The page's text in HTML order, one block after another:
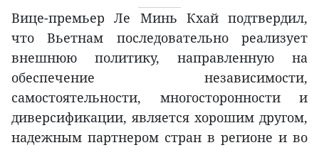
Вице-премьер Ле Минь Кхай подтвердил,
что Вьетнам последовательно реализует
внешнюю политику, направленную на
обеспечение независимости,
самостоятельности, многосторонности и
диверсификации, является хорошим другом,
надежным партнером стран в регионе и во